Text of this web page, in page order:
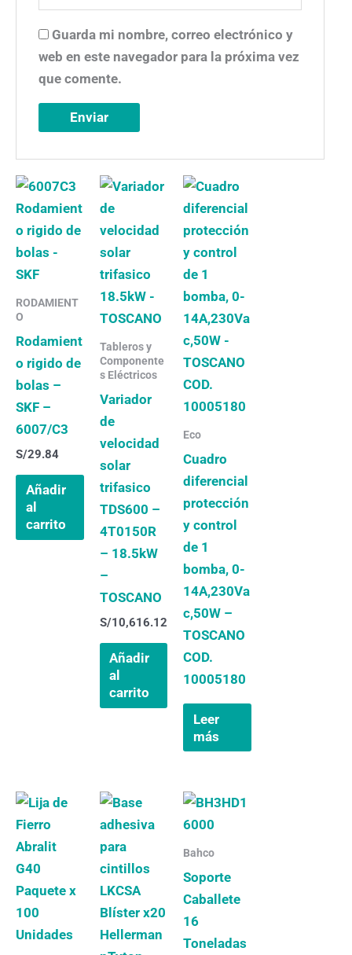
Guarda mi nombre, correo electrónico y
web en este navegador para la próxima vez
que comente.
RODAMIENT
O
Rodamient
o rigido de
bolas –
SKF –
6007/C3
S/29.84
Añadir
al
carrito
Tableros y
Componente
s Eléctricos
Variador
de
velocidad
solar
trifasico
TDS600 –
4T0150R
– 18.5kW
–
TOSCANO
S/10,616.12
Añadir
al
carrito
Eco
Cuadro
diferencial
protección
y control
de 1
bomba, 0-
14A,230Va
c,50W –
TOSCANO
COD.
10005180
Leer
más
Bahco
Soporte
Caballete
16
Toneladas